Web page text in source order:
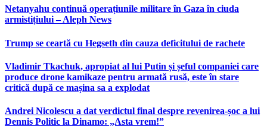
Netanyahu continuă operațiunile militare în Gaza în ciuda
armistițiului – Aleph News
Trump se ceartă cu Hegseth din cauza deficitului de rachete
Vladimir Tkachuk, apropiat al lui Putin și șeful companiei care
produce drone kamikaze pentru armată rusă, este în stare
critică după ce mașina sa a explodat
Andrei Nicolescu a dat verdictul final despre revenirea-șoc a lui
Dennis Politic la Dinamo: „Asta vrem!”